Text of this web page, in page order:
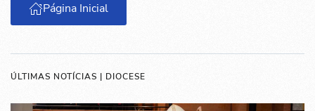
Página Inicial
ÚLTIMAS NOTÍCIAS | DIOCESE